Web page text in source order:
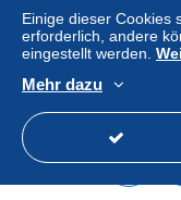
Einige dieser Cookies
erforderlich, andere
eingestellt werden.
Mehr dazu